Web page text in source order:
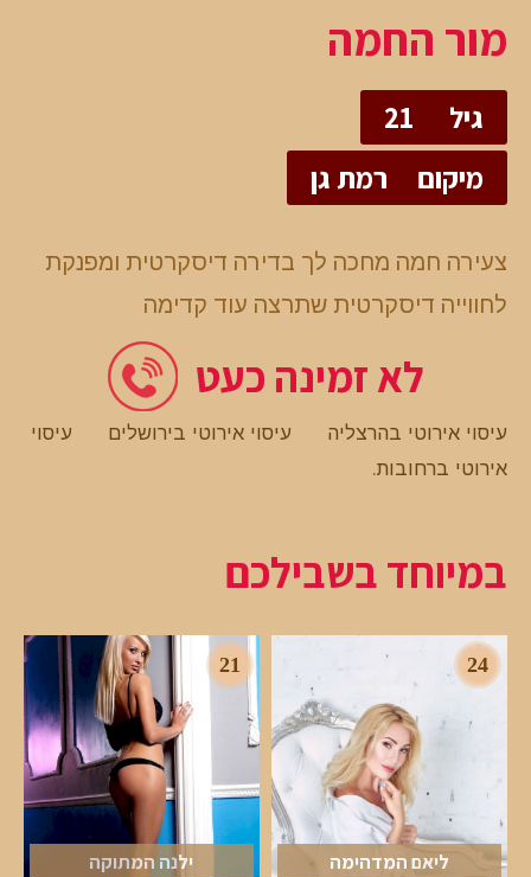
מור החמה
גיל
21
מיקום
רמת גן
צעירה חמה מחכה לך בדירה דיסקרטית ומפנקת
לחווייה דיסקרטית שתרצה עוד קדימה
לא זמינה כעט
עיסוי אירוטי בהרצליה עיסוי אירוטי בירושלים
עיסוי
אירוטי ברחובות.
במיוחד בשבילכם
24
ליאם המדהימה
21
ילנה המתוקה